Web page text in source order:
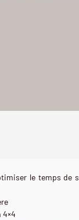
le temps de
4×4